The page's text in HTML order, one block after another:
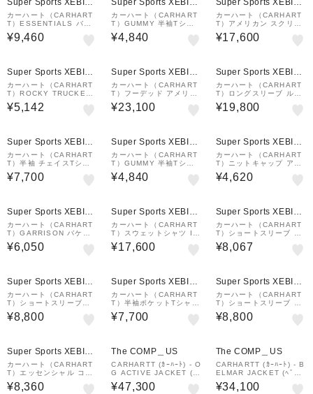
Super Sports XEBIO
&mall店
カーハート（CARHART
T）ESSENTIALS バッ
グ SMALL I03147089
XX26SS
¥9,460
Super Sports XEBIO
&mall店
カーハート（CARHART
T）GUMMY 半袖Tシャ
ツ I03316402XX
¥4,840
Super Sports XEBIO
&mall店
カーハート（CARHART
T）アメリカン スクリプ
ト スウェット I025475
05AXX25FW
¥17,600
Super Sports XEBIO
&mall店
カーハート（CARHART
T）ROCKY TRUCKER
キャップ I03321389XX
¥5,142
Super Sports XEBIO
&mall店
カーハート（CARHART
T）フーデッド アメリカ
ン スクラプト パーカー I
033063V6XX25FW
¥23,100
Super Sports XEBIO
&mall店
カーハート（CARHART
T）ロングスリーブ ルー
カス Tシャツ I0345250
10625FW
¥19,800
Super Sports XEBIO
&mall店
カーハート（CARHART
T）半袖 チェイスTシャ
ツ I02639100FXX25S
S
¥7,700
Super Sports XEBIO
&mall店
カーハート（CARHART
T）GUMMY 半袖Tシャ
ツ I03316489XX
¥4,840
Super Sports XEBIO
&mall店
カーハート（CARHART
T）ニットキャップ アク
リルワッチハット 黒 I02
022289XX25FW ニット
¥4,620
Super Sports XEBIO
&mall店
カーハート（CARHART
T）GARRISON バケッ
トハット I0331560F44
J
¥6,050
Super Sports XEBIO
&mall店
カーハート（CARHART
T）スウェットシャツ I0
305463CEXX25FW
¥17,600
Super Sports XEBIO
&mall店
カーハート（CARHART
T）ショートスリーブ ポ
ケットハート Tシャツ I0
321281WZXX26SS
¥8,067
Super Sports XEBIO
&mall店
カーハート（CARHART
T）ショートスリーブポ
ケットハートTシャツ I0
3212800AXX25SS
¥8,800
Super Sports XEBIO
&mall店
カーハート（CARHART
T）半袖ポケットTシャツ
I030434667XX25SS
¥7,700
Super Sports XEBIO
&mall店
カーハート（CARHART
T）ショートスリーブ ユ
ニバーシティ スクリプト
Tシャツ 半袖 I0361100
¥8,800
Super Sports XEBIO
&mall店
カーハート（CARHART
T）エッセンシャル コイ
ンウォレット I0349248
9XX26SS
¥8,360
The COMP＿US
CARHARTT (ｶｰﾊｰﾄ) - O
G ACTIVE JACKET (O
Gｱｸﾃｨﾌﾞｼﾞｬｹｯﾄ) I0358
91
¥47,300
The COMP＿US
CARHARTT (ｶｰﾊｰﾄ) - B
ELMAR JACKET (ﾍﾞﾙﾏ
ｰｼﾞｬｹｯﾄ) I036586
¥34,100